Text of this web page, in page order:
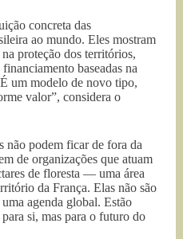
concreta das
ao mundo. Eles mostram
proteção dos territórios,
baseadas na
um modelo de novo tipo,
valor”, considera o
não podem ficar de fora da
de organizações que atuam
de floresta — uma área
da França. Elas não são
agenda global. Estão
si, mas para o futuro do